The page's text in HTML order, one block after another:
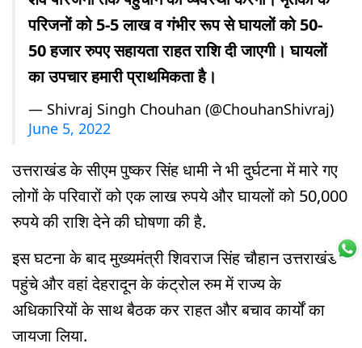
परिजनों को 5-5 लाख व गंभीर रूप से घायलों को 50-
50 हजार रुपए सहायता राहत राशि दी जाएगी। घायलों
का उपचार हमारी प्राथमिकता है।
— Shivraj Singh Chouhan (@ChouhanShivraj)
June 5, 2022
उत्तराखंड के सीएम पुष्कर सिंह धामी ने भी दुर्घटना में मारे गए
लोगों के परिवारों को एक लाख रुपये और घायलों को 50,000
रुपये की राशि देने की घोषणा की है.
इस घटना के बाद मुख्यमंत्री शिवराज सिंह चौहान उत्तराखंड
पहुंचे और वहां देहरादून के कंट्रोल रुम में राज्य के
अधिकारियों के साथ बैठक कर राहत और बचाव कार्यों का
जायजा लिया.